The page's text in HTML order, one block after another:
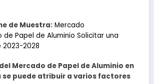
de Muestra: Mercado
de Papel de Aluminio Solicitar una
2023-2028
Mercado de Papel de Aluminio en
se puede atribuir a varios factores